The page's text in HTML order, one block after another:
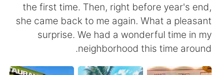
Indonesia Italiano
Türkçe Tiếng Việt
the first time. Then, right before year's end,
she came back to me again. What a pleasant
surprise. We had a wonderful time in my
neighborhood this time around.